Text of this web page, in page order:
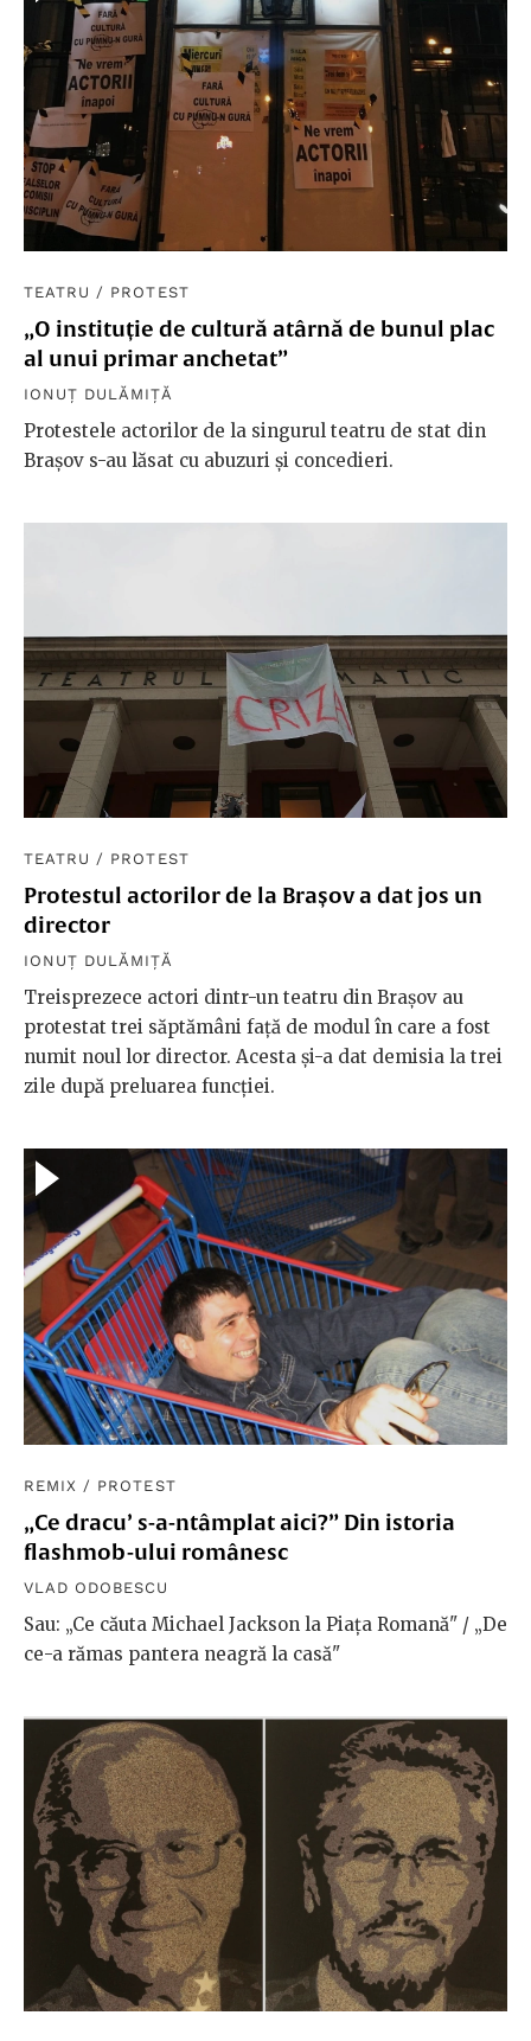
TEATRU / PROTEST
„O instituție de cultură atârnă de bunul plac
al unui primar anchetat”
IONUȚ DULĂMIȚĂ
Protestele actorilor de la singurul teatru de stat din
Brașov s-au lăsat cu abuzuri și concedieri.
TEATRU / PROTEST
Protestul actorilor de la Brașov a dat jos un
director
IONUȚ DULĂMIȚĂ
Treisprezece actori dintr-un teatru din Braşov au
protestat trei săptămâni faţă de modul în care a fost
numit noul lor director. Acesta şi-a dat demisia la trei
zile după preluarea funcţiei.
REMIX / PROTEST
„Ce dracu’ s-a-ntâmplat aici?” Din istoria
flashmob-ului românesc
VLAD ODOBESCU
Sau: „Ce căuta Michael Jackson la Piața Romană" / „De
ce-a rămas pantera neagră la casă"